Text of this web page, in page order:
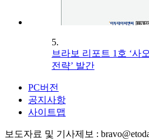
5.
브라보 리포트 1호 ‘사
전략’ 발간
PC버전
공지사항
사이트맵
보도자료 및 기사제보 :